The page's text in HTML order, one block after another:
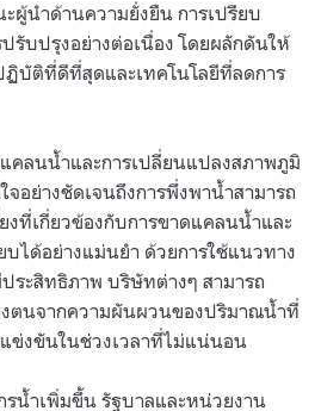
ผู้นำด้านความยั่งยืน การเปรียบ
รับปรุงอย่างต่อเนื่อง โดยผลักดันให้
บัติที่ดีที่สุดและเทคโนโลยีที่ลดการ
คลนน้ำและการเปลี่ยนแปลงสภาพภูมิ
จอย่างชัดเจนถึงการพึ่งพาน้ำสามารถ
งที่เกี่ยวข้องกับการขาดแคลนน้ำและ
บได้อย่างแม่นยำ ด้วยการใช้แนวทาง
ระสิทธิภาพ บริษัทต่างๆ สามารถ
ตนจากความผันผวนของปริมาณน้ำที่
ข่งขันในช่วงเวลาที่ไม่แน่นอน
รน้ำเพิ่มขึ้น รัฐบาลและหน่วยงาน